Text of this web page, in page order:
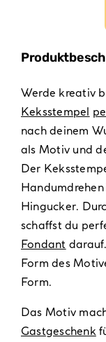
Werde kreativ
Keksstempel
nach deinem
als Motiv und
Der
Hingucker.
schaffst du
Fondant
Form des
Form.
Das Motiv
Gastgeschenk